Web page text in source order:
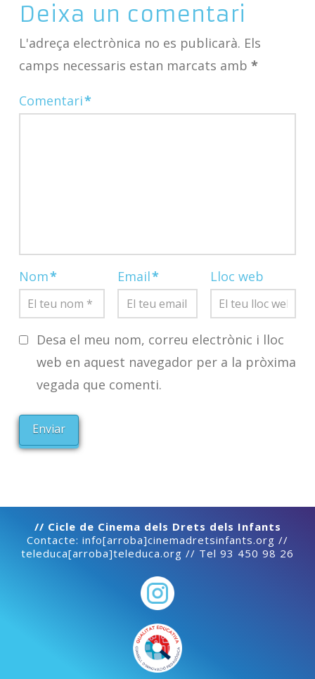
Deixa un comentari
L'adreça electrònica no es publicarà. Els
camps necessaris estan marcats amb *
Comentari*
Nom* Email* Lloc web
Desa el meu nom, correu electrònic i lloc
web en aquest navegador per a la pròxima
vegada que comenti.
// Cicle de Cinema dels Drets dels Infants
Contacte: info[arroba]cinemadretsinfants.org //
teleduca[arroba]teleduca.org // Tel 93 450 98 26